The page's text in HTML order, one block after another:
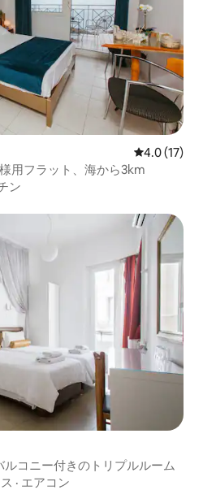
レビュー17
4.0 (17)
用フラット、海から3km
ン
コニー付きのトリプルルーム
· エアコン